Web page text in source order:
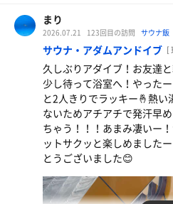
まり
2026.07.21 123回目の訪問 サウナ飯
サウナ・アダムアンドイブ [
久しぶりアダイブ！お友達
少し待って浴室へ！やった
と2人きりでラッキー🤞熱
ないためアチアチで発汗早
ちゃう！！！あまみ凄いー
ットサクッと楽しめました
とうございました😊